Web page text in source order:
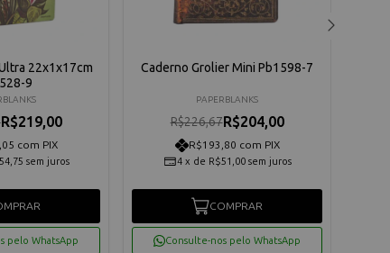
22x1x17cm
9
R$219,00
com PIX
sem juros
pelo WhatsApp
Caderno Grolier Mini Pb1598-7
PAPERBLANKS
R$226,67R$204,00
R$193,80 com PIX
4 x de R$51,00 sem juros
COMPRAR
Consulte-nos pelo WhatsApp